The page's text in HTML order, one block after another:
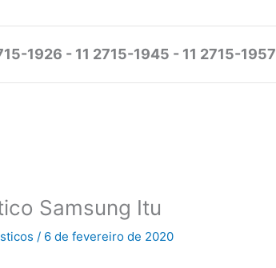
1926 - 11 2715-1945 - 11 2715-1957
Samsung Itu
/ 6 de fevereiro de 2020